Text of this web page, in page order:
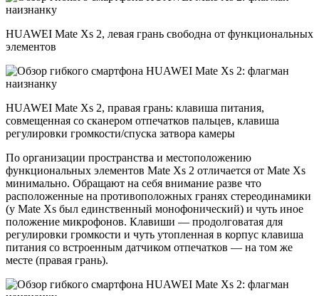
HUAWEI Mate Xs 2, левая грань свободна от функциональных
элементов
HUAWEI Mate Xs 2, правая грань: клавиша питания,
совмещенная со сканером отпечатков пальцев, клавиша
регулировки громкости/спуска затвора камеры
По организации пространства и местоположению
функциональных элементов Mate Xs 2 отличается от Mate Xs
минимально. Обращают на себя внимание разве что
расположенные на противоположных гранях стереодинамики
(у Mate Xs был единственный монофонический) и чуть иное
положение микрофонов. Клавиши — продолговатая для
регулировки громкости и чуть утопленная в корпус клавиша
питания со встроенным датчиком отпечатков — на том же
месте (правая грань).